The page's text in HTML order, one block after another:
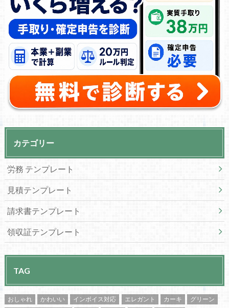
カテゴリー
労務 テンプレート
見積テンプレート
請求書テンプレート
領収証テンプレート
TAG
おしゃれ かわいい インボイス対応 エレガント カーキ
グリーン